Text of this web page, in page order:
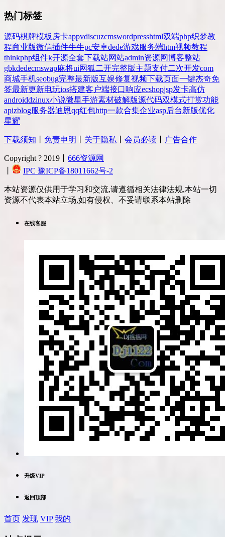
热门标签
源码棋牌模板 房卡appvdiscuzcmswordpresshtml双端php织梦教
程商业版微信插件牛牛pc安卓dede游戏服务端htm视频教程
thinkphp组件k开源全套下载站网站admin资源网博客整站
gbkdedecmswap麻将ui网狐 二开完整版主题支付二次开发com
商城手机seobug完整最新版互娱修复视频下载页面一键杰奇免
签最新更新电玩ios搭建客户端接口响应ecshopjsp发卡高仿
androiddzinux小说微星手游素材破解版源代码双模式打赏功能
apizblog服务器迪恩qq红包http一款合集企业asp后台新版优化
星耀
下载须知 免责申明 关于隐私 会员必读 广告合作
Copyright ? 2019丨 666资源网
IPC 豫ICP备18011662号-2
本站资源仅供用于学习和交流,请遵循相关法律法规,本站一切
资源不代表本站立场,如有侵权、不妥请联系本站删除
在线客服
升级VIP
返回顶部
首页 发现 VIP 我的